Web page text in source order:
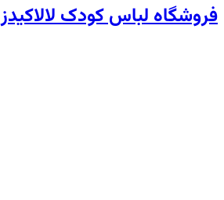
فروشگاه لباس کودک لالاکیدز